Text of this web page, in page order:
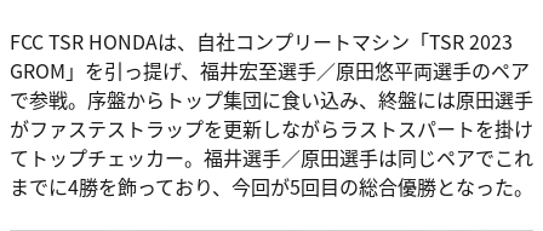
FCC TSR HONDAは、自社コンプリートマシン「TSR 2023
GROM」を引っ提げ、福井宏至選手／原田悠平両選手のペア
で参戦。序盤からトップ集団に食い込み、終盤には原田選手
がファステストラップを更新しながらラストスパートを掛け
てトップチェッカー。福井選手／原田選手は同じペアでこれ
までに4勝を飾っており、今回が5回目の総合優勝となった。